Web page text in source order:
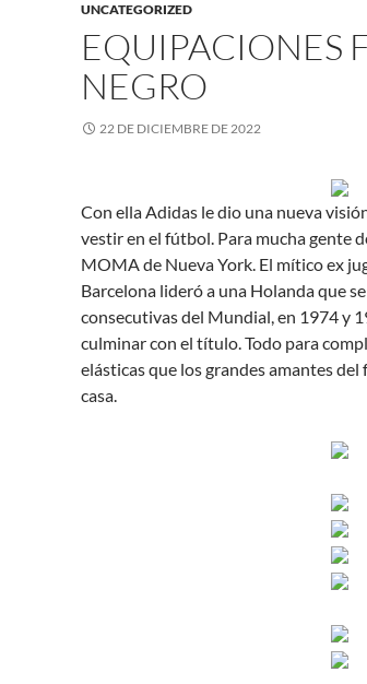
UNCATEGORIZED
EQUIPACIONES
NEGRO
22 DE DICIEMBRE DE 2022
Con ella Adidas le dio una nueva
vestir en el fútbol. Para mucha gente
MOMA de Nueva York. El mítico ex
Barcelona lideró a una Holanda que
consecutivas del Mundial, en 1974 y
culminar con el título. Todo para
elásticas que los grandes amantes
casa.